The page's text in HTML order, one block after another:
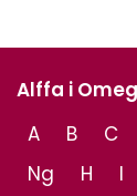
Alffa i
A
B C
Ng
H I